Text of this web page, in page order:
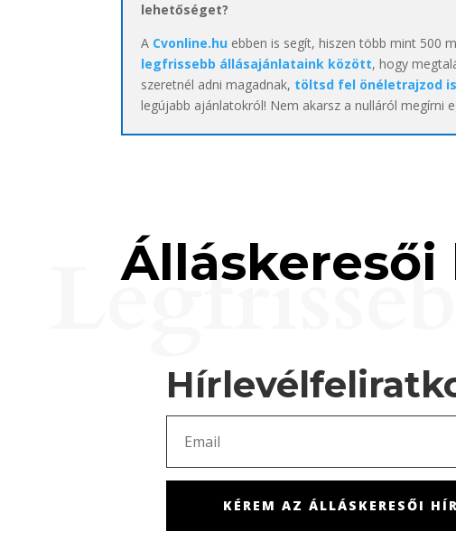
lehetőséget?
A Cvonline.hu ebben is segít, hiszen több mint 500
legfrissebb állásajánlataink között, hogy
szeretnél adni magadnak, töltsd fel önéletrajzod is
legújabb ajánlatokról! Nem akarsz a nulláról megírni
Álláskeresői
KÉREM AZ ÁLLÁSKERESŐI